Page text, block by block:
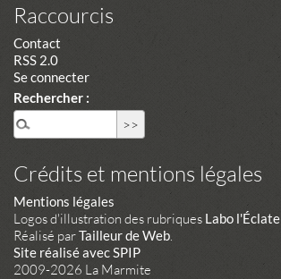
Raccourcis
Contact
RSS 2.0
Se connecter
Rechercher :
Crédits et mentions légales
Mentions légales
Logos d'illustration des rubriques Labo l'Éclate
Réalisé parTailleur de Web
Site réalisé avec SPIP
2009-2026 La Marmite